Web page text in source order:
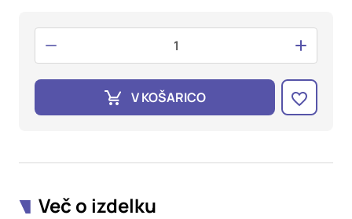
V KOŠARICO
Več o izdelku
edinstveno prepoznavanje vašega brskalnika in naprave. Če
zavrnete uporabo teh piškotkov, ne boste deležni našega
ciljnega spletnega oglaševanja.